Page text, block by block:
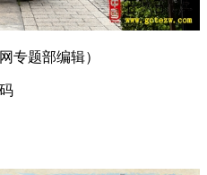
专题部编辑）